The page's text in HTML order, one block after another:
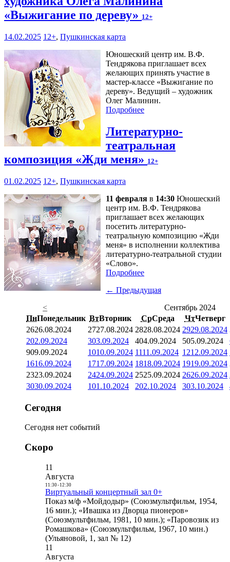
«Выжигание по дереву» 12+
14.02.2025 12+, Пушкинская карта
Юношеский центр им. В.Ф.
Тендрякова приглашает всех
желающих принять участие в
мастер-классе «Выжигание по
дереву». Ведущий – художник
Олег Малинин.
Подробнее
Литературно-
театральная
композиция «Жди меня» 12+
01.02.2025 12+, Пушкинская карта
11 февраля в 14:30 Юношеский
центр им. В.Ф. Тендрякова
приглашает всех желающих
посетить литературно-
театральную композицию «Жди
меня» в исполнении коллектива
литературно-театральной студии
«Слово».
Подробнее
← Предыдущая
<
Сентябрь 2024
ПнПонедельник ВтВторник СрСреда ЧтЧетверг
2626.08.2024 2727.08.2024 2828.08.2024 2929.08.2024
202.09.2024 303.09.2024 404.09.2024 505.09.2024
909.09.2024 1010.09.2024 1111.09.2024 1212.09.2024
1616.09.2024 1717.09.2024 1818.09.2024 1919.09.2024
2323.09.2024 2424.09.2024 2525.09.2024 2626.09.2024
3030.09.2024 101.10.2024 202.10.2024 303.10.2024
Сегодня
Сегодня нет событий
Скоро
11
Августа
11:30- 12:30
Виртуальный концертный зал 0+
Показ м/ф «Мойдодыр» (Союзмультфильм, 1954,
16 мин.); «Ивашка из Дворца пионеров»
(Союзмультфильм, 1981, 10 мин.); «Паровозик из
Ромашкова» (Союзмультфильм, 1967, 10 мин.)
(Ульяновой, 1, зал № 12)
11
Августа